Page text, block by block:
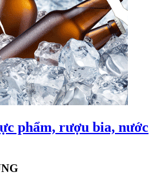
phẩm, rượu bia, nước